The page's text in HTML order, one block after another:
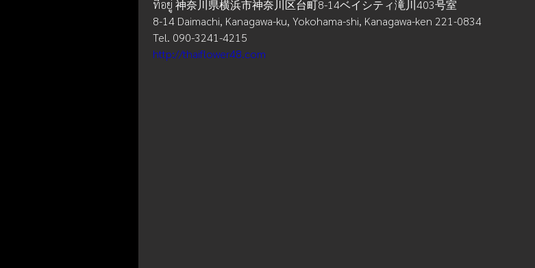
ที่อยู่ 神奈川県横浜市神奈川区台町8-14ベイシティ滝川403号室
8-14 Daimachi, Kanagawa-ku, Yokohama-shi, Kanagawa-ken 221-0834
Tel. 090-3241-4215
http://thaiflower48.com